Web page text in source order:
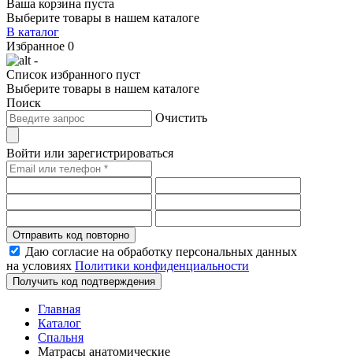
Ваша корзина пуста
Выберите товары в нашем каталоге
В каталог
Избранное 0
-
Список избранного пуст
Выберите товары в нашем каталоге
Поиск
Очистить
Войти или зарегистрироваться
Отправить код повторно
Даю согласие на обработку персональных данных
на условиях Политики конфиденциальности
Получить код подтверждения
Главная
Каталог
Спальня
Матрасы анатомические